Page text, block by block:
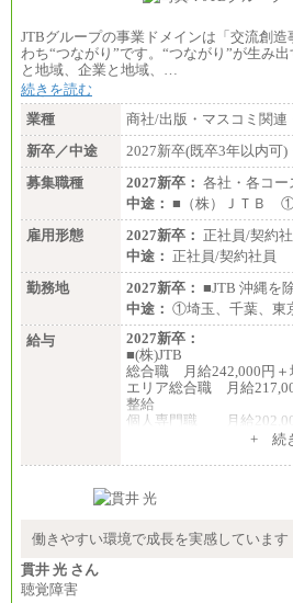
JTBグループの事業ドメインは「交流創
わち“つながり”です。“つながり”が生み
と地域、企業と地域、…
続きを読む
業種
商社/出版・マスコミ関
新卒／中途
2027新卒(既卒3年以内可)
募集職種
2027新卒： 各社・各コ
中途： ■（株）ＪＴＢ
雇用形態
2027新卒： 正社員/契約
中途： 正社員/契約社員
勤務地
2027新卒： ■JTB 沖縄を
中途： ①埼玉、千葉、東
給与
2027新卒：
■(株)JTB
総合職 月給242,000円＋
エリア総合職 月給
整給
個人専門職 月給
総合職 月給208,000～
※詳細はJTBキャリアサイ
+ 続
働きやすい環境で成長を実感しています
貫井 光 さん
聴覚障害